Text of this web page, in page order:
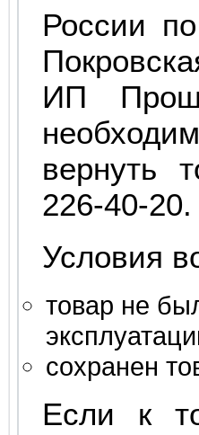
России
ИП
вернуть
226-40-20.
Условия
товар не
сохранен
Если к